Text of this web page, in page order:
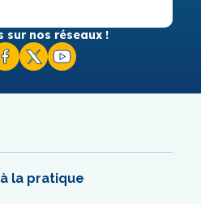
sur nos réseaux !
la pratique